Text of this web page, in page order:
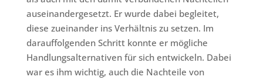
auseinandergesetzt. Er wurde dabei begleitet,
diese zueinander ins Verhältnis zu setzen. Im
darauffolgenden Schritt konnte er mögliche
Handlungsalternativen für sich entwickeln. Dabei
war es ihm wichtig, auch die Nachteile von